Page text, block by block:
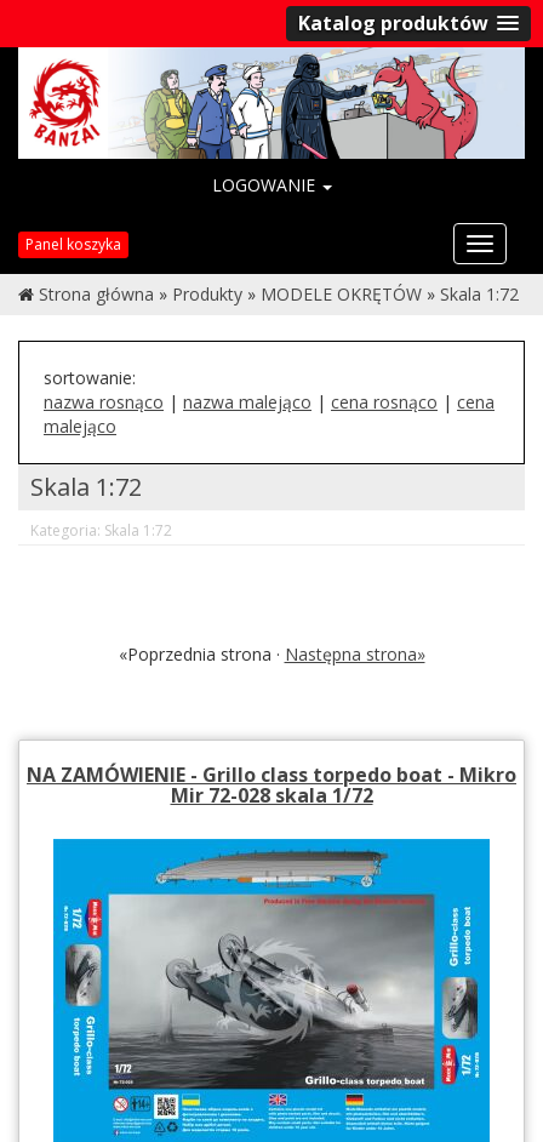
Katalog produktów
LOGOWANIE
Panel koszyka
Strona główna » Produkty » MODELE OKRĘTÓW » Skala 1:72
sortowanie:
nazwa rosnąco | nazwa malejąco | cena rosnąco | cena
malejąco
Skala 1:72
Kategoria: Skala 1:72
«Poprzednia strona · Następna strona»
NA ZAMÓWIENIE - Grillo class torpedo boat - Mikro
Mir 72-028 skala 1/72